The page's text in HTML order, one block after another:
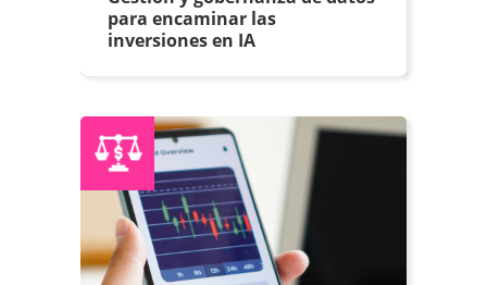
para encaminar las
inversiones en IA